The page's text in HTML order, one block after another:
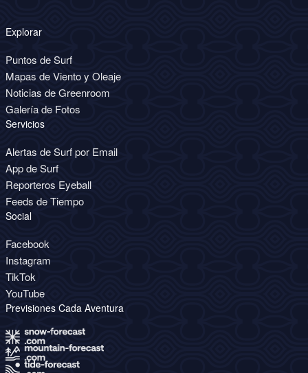
Explorar
Puntos de Surf
Mapas de Viento y Oleaje
Noticias de Greenroom
Galería de Fotos
Servicios
Alertas de Surf por Email
App de Surf
Reporteros Eyeball
Feeds de Tiempo
Social
Facebook
Instagram
TikTok
YouTube
Previsiones Cada Aventura